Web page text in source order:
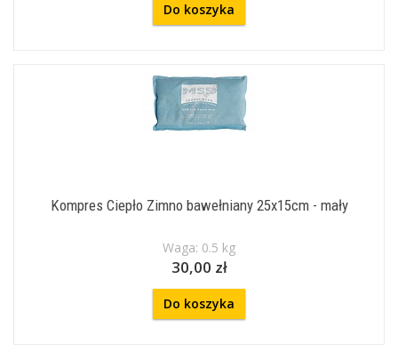
Do koszyka
Kompres Ciepło Zimno bawełniany 25x15cm - mały
Waga: 0.5 kg
30,00 zł
Do koszyka